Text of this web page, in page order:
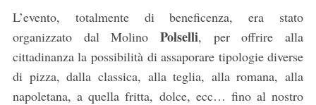
L’evento, totalmente di beneficenza, era stato
organizzato dal Molino Polselli, per offrire alla
cittadinanza la possibilità di assaporare tipologie diverse
di pizza, dalla classica, alla teglia, alla romana, alla
napoletana, a quella fritta, dolce, ecc… fino al nostro